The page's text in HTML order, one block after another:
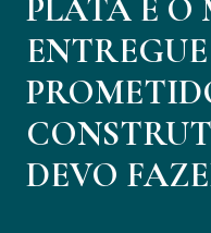
PLATA E O
DEVO